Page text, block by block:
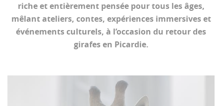
riche et entièrement pensée pour tous les âges,
mêlant ateliers, contes, expériences immersives et
événements culturels, à l’occasion du retour des
girafes en Picardie.